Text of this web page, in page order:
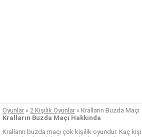
Oyunlar » 2 Kişilik Oyunlar » Kralların Buzda Maçı
Kralların Buzda Maçı Hakkında
Kralların buzda maçı çok kişilik oyundur. Kaç